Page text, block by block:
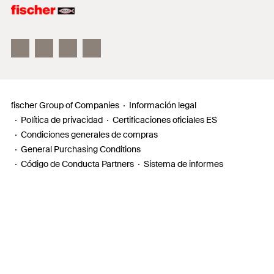
Información
fischer Group of Companies
Información legal
Política de privacidad
Certificaciones oficiales ES
Condiciones generales de compras
General Purchasing Conditions
Código de Conducta Partners
Sistema de informes